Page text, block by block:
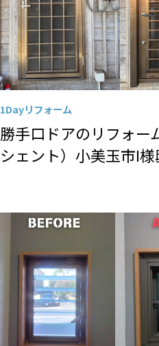
1Dayリフォーム
勝手口ドアのリフォー
シェント）小美玉市I